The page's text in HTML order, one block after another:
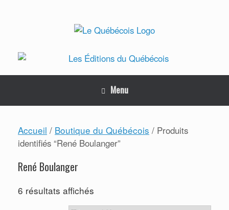
Menu
Accueil / Boutique du Québécois / Produits
identifiés “René Boulanger”
René Boulanger
6 résultats affichés